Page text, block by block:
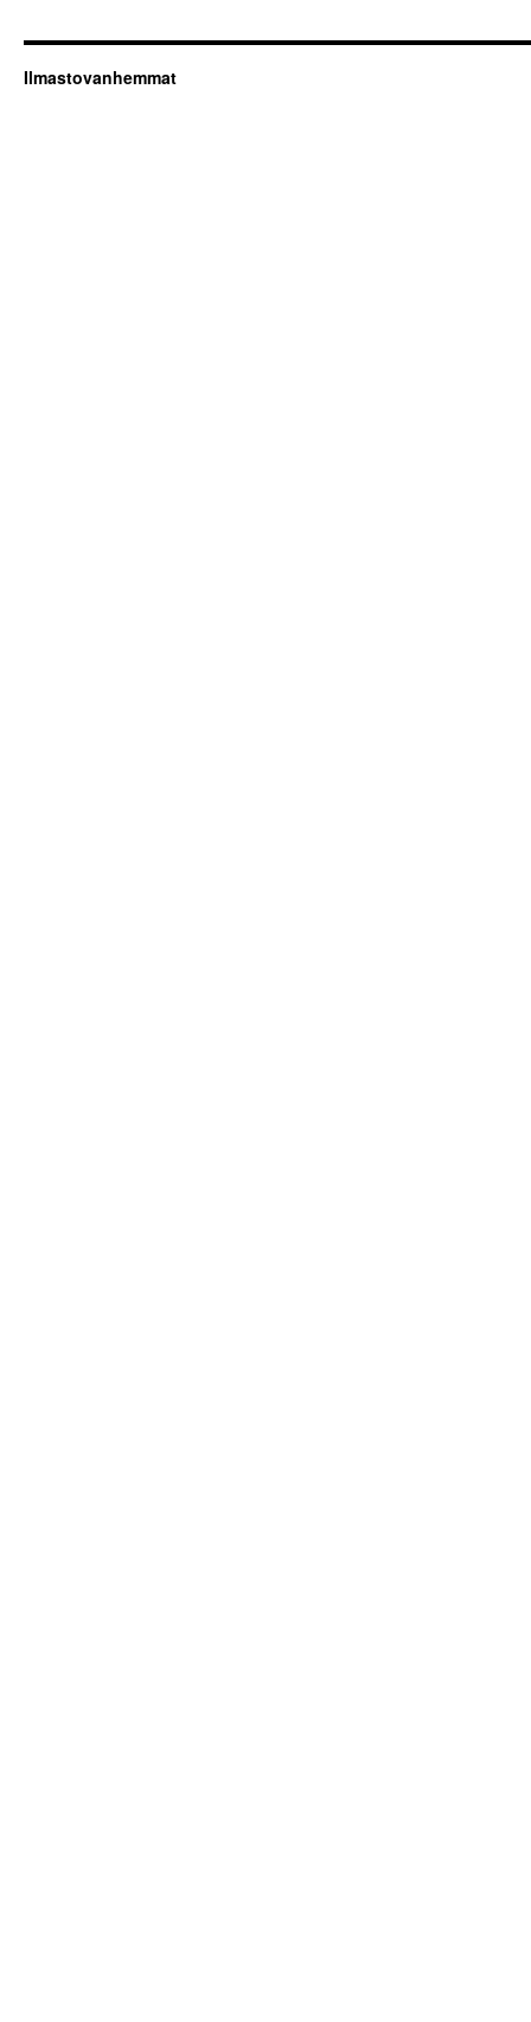
Ilmastovanhemmat